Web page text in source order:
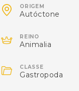
 ORIGEM
Autóctone
 REINO
Animalia
 CLASSE
Gastropoda